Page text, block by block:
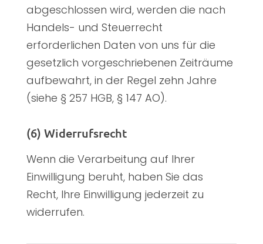
abgeschlossen wird, werden die nach
Handels- und Steuerrecht
erforderlichen Daten von uns für die
gesetzlich vorgeschriebenen Zeiträume
aufbewahrt, in der Regel zehn Jahre
(siehe § 257 HGB, § 147 AO).
(6) Widerrufsrecht
Wenn die Verarbeitung auf Ihrer
Einwilligung beruht, haben Sie das
Recht, Ihre Einwilligung jederzeit zu
widerrufen.